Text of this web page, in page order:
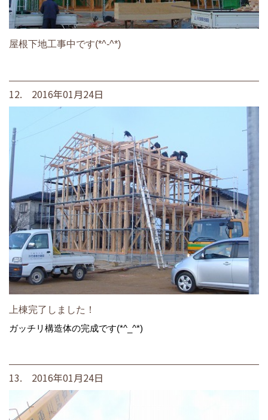
屋根下地工事中です(*^-^*)
12. 2016年01月24日
上棟完了しました！
ガッチリ構造体の完成です(*^_^*)
13. 2016年01月24日